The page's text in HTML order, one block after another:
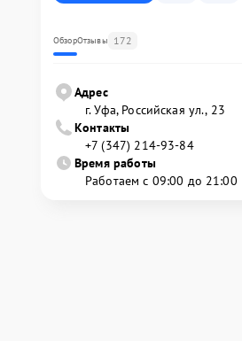
ОбзорОтзывы 172
Адрес
г. Уфа, Российская ул., 23
Контакты
+7 (347) 214-93-84
Время работы
Работаем с 09:00 до 21:00